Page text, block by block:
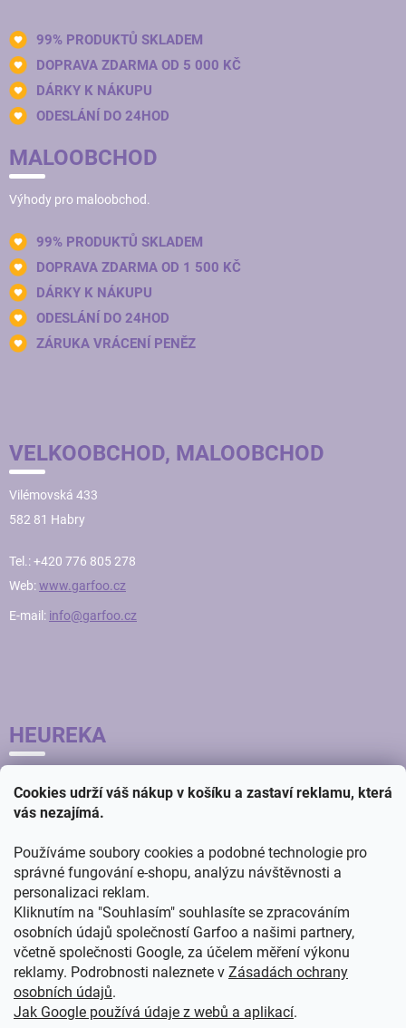
Cookies udrží váš nákup v košíku a zastaví reklamu, která
vás nezajímá.
Používáme soubory cookies a podobné technologie pro
správné fungování e-shopu, analýzu návštěvnosti a
personalizaci reklam.
Kliknutím na "Souhlasím" souhlasíte se zpracováním
osobních údajů společností Garfoo a našimi partnery,
včetně společnosti Google, za účelem měření výkonu
reklamy. Podrobnosti naleznete v Zásadách ochrany
osobních údajů.
Jak Google používá údaje z webů a aplikací.
99% PRODUKTŮ SKLADEM
DOPRAVA ZDARMA OD 5 000 KČ
DÁRKY K NÁKUPU
ODESLÁNÍ DO 24HOD
MALOOBCHOD
Výhody pro maloobchod.
99% PRODUKTŮ SKLADEM
DOPRAVA ZDARMA OD 1 500 KČ
DÁRKY K NÁKUPU
ODESLÁNÍ DO 24HOD
ZÁRUKA VRÁCENÍ PENĚZ
VELKOOBCHOD, MALOOBCHOD
Vilémovská 433
582 81 Habry
Tel.: +420 776 805 278
Web:www.garfoo.cz
E-mail: info@garfoo.cz
HEUREKA